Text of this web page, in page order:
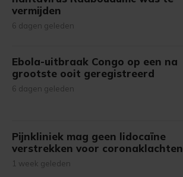
vermijden
6 dagen geleden
Ebola-uitbraak Congo op een na
grootste ooit geregistreerd
6 dagen geleden
Pijnkliniek mag geen lidocaïne
verstrekken voor coronaklachten
1 week geleden